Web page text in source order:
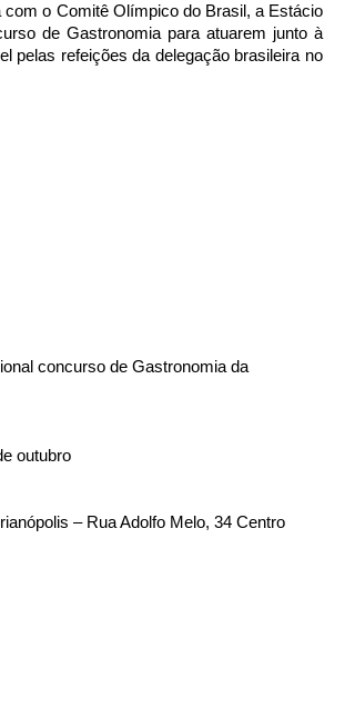
com o Comitê Olímpico do Brasil, a Estácio
de Gastronomia para atuarem junto à
pelas refeições da delegação brasileira no
concurso de Gastronomia da
outubro
– Rua Adolfo Melo, 34 Centro